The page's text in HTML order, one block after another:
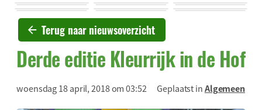
Terug naar nieuwsoverzicht
Derde editie Kleurrijk in de Hof
woensdag 18 april, 2018 om 03:52 Geplaatst inAlgemeen